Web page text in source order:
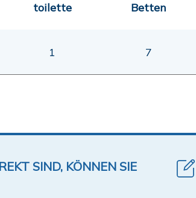
toilette Betten
1 7
SIND, KÖNNEN SIE